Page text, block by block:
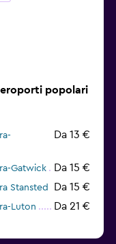
popolari
Da 13 €
Gatwick Da 15 €
Stansted Da 15 €
Luton Da 21 €